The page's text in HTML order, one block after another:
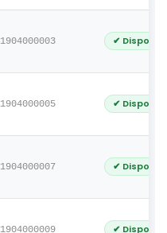
1904000003 ✔
1904000005 ✔
1904000007 ✔
1904000009 ✔